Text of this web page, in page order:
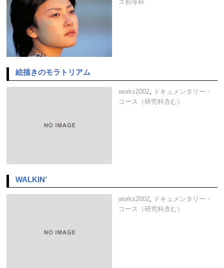
ス初等科
絵描きのモラトリアム
works2002, ドキュメンタリー・
コース（研究科含む）
WALKIN’
works2002,
ドキュメンタリー・
コース（研究科含む）